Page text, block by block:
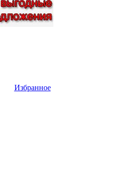
Избранное